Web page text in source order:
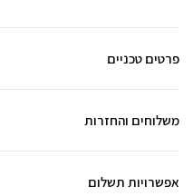
פרטים טכניים
משלוחים והחזרות
אפשרויות תשלום